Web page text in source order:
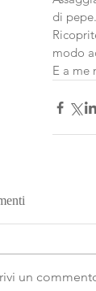
di pepe.
modo
E a me
un